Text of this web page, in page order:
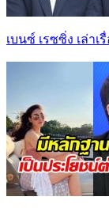
เบนซ์ เรซซิ่ง เล่า